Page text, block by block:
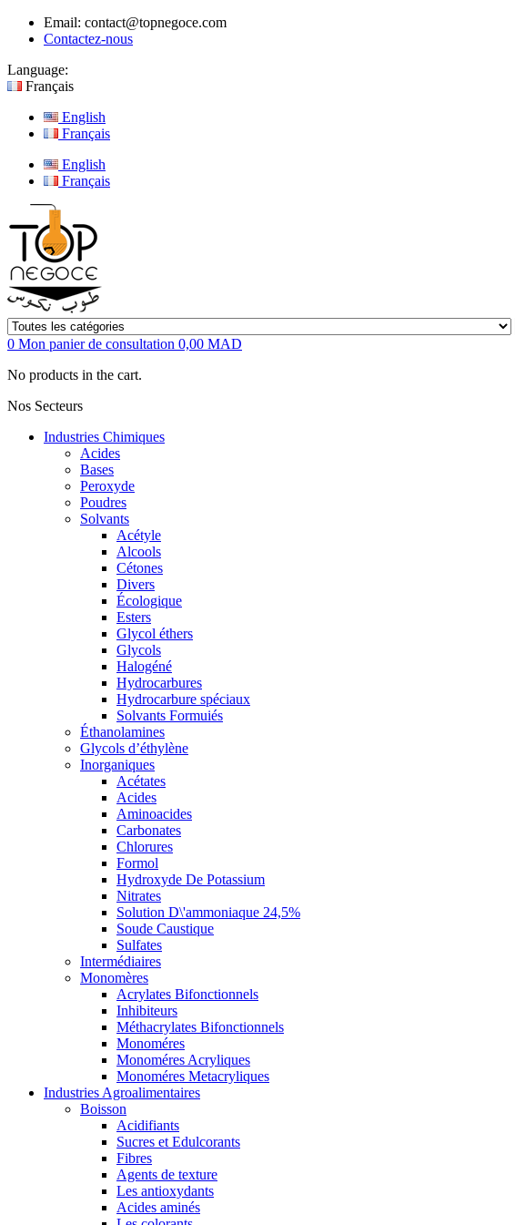
Email: contact@topnegoce.com
Contactez-nous
Language:
Français
English
Français
English
Français
0 Mon panier de consultation 0,00 MAD
No products in the cart.
Nos Secteurs
Industries Chimiques
Acides
Bases
Peroxyde
Poudres
Solvants
Acétyle
Alcools
Cétones
Divers
Écologique
Esters
Glycol éthers
Glycols
Halogéné
Hydrocarbures
Hydrocarbure spéciaux
Solvants Formuiés
Éthanolamines
Glycols d’éthylène
Inorganiques
Acétates
Acides
Aminoacides
Carbonates
Chlorures
Formol
Hydroxyde De Potassium
Nitrates
Solution D\'ammoniaque 24,5%
Soude Caustique
Sulfates
Intermédiaires
Monomères
Acrylates Bifonctionnels
Inhibiteurs
Méthacrylates Bifonctionnels
Monoméres
Monoméres Acryliques
Monoméres Metacryliques
Industries Agroalimentaires
Boisson
Acidifiants
Sucres et Edulcorants
Fibres
Agents de texture
Les antioxydants
Acides aminés